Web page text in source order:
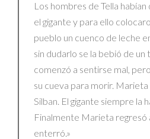
Los hombres de Tella
el gigante y para ello
pueblo un cuenco de leche
sin dudarlo se la bebió de un
comenzó a sentirse mal,
su cueva para morir.
Silban. El gigante siempre la
Finalmente Marieta regresó
enterró.»